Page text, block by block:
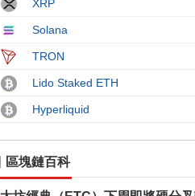
區塊鏈百科